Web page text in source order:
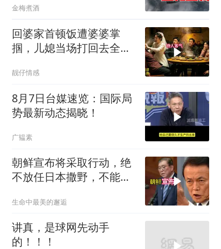
金梅煮酒
回婆家首顿饭遭婆婆掌
掴，儿媳当场打回去全家
靓仔情感
8月7日台媒速览：国际局
势最新动态揭晓！
广韫素
朝鲜宣布将采取行动，绝
不放任日本撒野，不能让
生命中最美的邂逅
讲真，是球网先动手
的！！！